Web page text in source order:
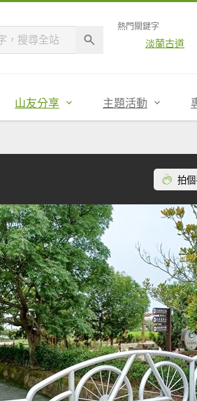
熱門關鍵字
淡蘭古道
山友分享 主題活動
拍